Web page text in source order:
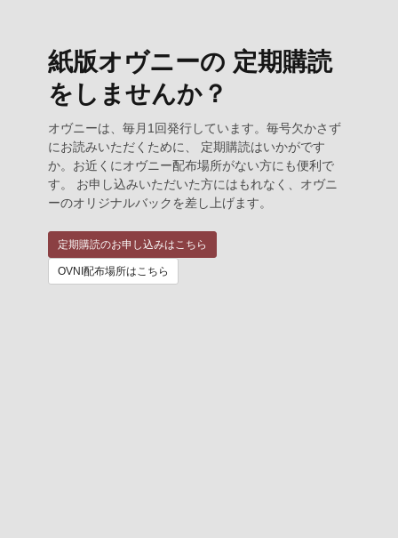
紙版オヴニーの 定期購読
をしませんか？
オヴニーは、毎月1回発行しています。毎号欠かさず
にお読みいただくために、 定期購読はいかがです
か。お近くにオヴニー配布場所がない方にも便利で
す。 お申し込みいただいた方にはもれなく、オヴニ
ーのオリジナルバックを差し上げます。
定期購読のお申し込みはこちら
OVNI配布場所はこちら